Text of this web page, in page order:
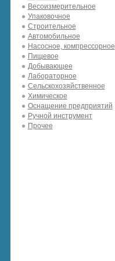
Весоизмерительное
Упаковочное
Строительное
Автомобильное
Насосное, компрессорное
Пищевое
Добывающее
Лабораторное
Сельскохозяйственное
Химическое
Оснащение предприятий
Ручной инструмент
Прочее